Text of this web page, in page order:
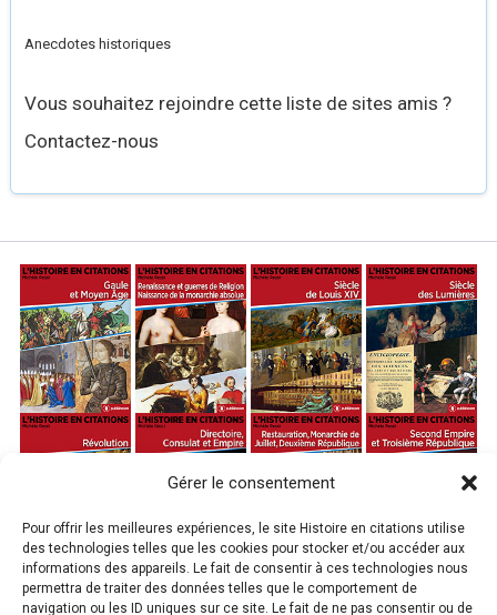
Gérer le consentement
Pour offrir les meilleures expériences, le site Histoire en citations utilise
des technologies telles que les cookies pour stocker et/ou accéder aux
informations des appareils. Le fait de consentir à ces technologies nous
permettra de traiter des données telles que le comportement de
navigation ou les ID uniques sur ce site. Le fait de ne pas consentir ou de
Anecdotes historiques
Vous souhaitez rejoindre cette liste de sites amis ?
Contactez-nous